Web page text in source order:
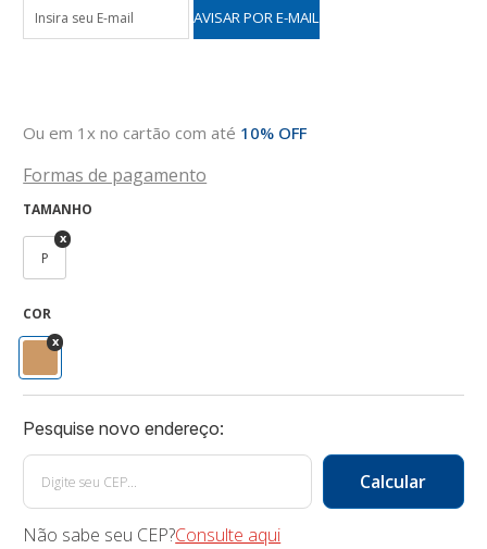
Ou em 1x no cartão com até 10% OFF
Formas de pagamento
TAMANHO
P
COR
Não sabe seu CEP?Consulte aqui